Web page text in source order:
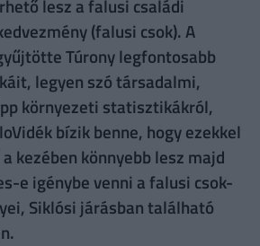
lesz a falusi családi
(falusi csok). A
Túrony legfontosabb
legyen szó társadalmi,
környezeti statisztikákról,
bízik benne, hogy ezekkel
kezében könnyebb lesz majd
e igénybe venni a falusi csok-
Siklósi járásban található